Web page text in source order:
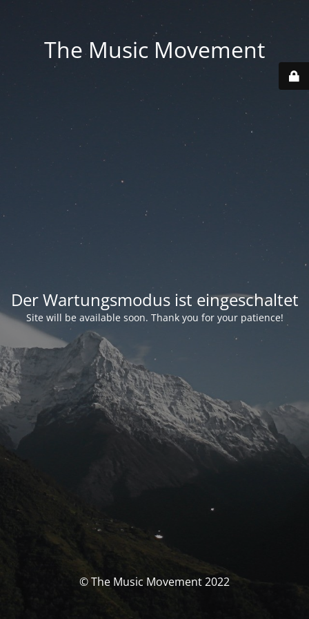
The Music Movement
Der Wartungsmodus ist eingeschaltet
Site will be available soon. Thank you for your patience!
© The Music Movement 2022